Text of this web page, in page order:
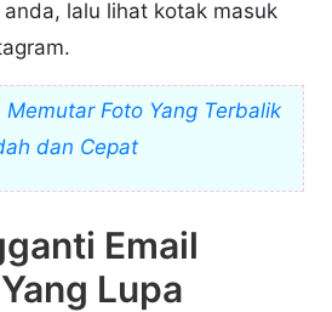
lalu lihat kotak masuk
Memutar Foto Yang Terbalik
dan Cepat
Email
Lupa